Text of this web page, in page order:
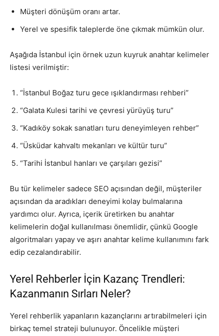
Müşteri dönüşüm oranı artar.
Yerel ve spesifik taleplerde öne çıkmak mümkün olur.
Aşağıda İstanbul için örnek uzun kuyruk anahtar kelimeler
listesi verilmiştir:
“İstanbul Boğaz turu gece ışıklandırması rehberi”
“Galata Kulesi tarihi ve çevresi yürüyüş turu”
“Kadıköy sokak sanatları turu deneyimleyen rehber”
“Üsküdar kahvaltı mekanları ve kültür turu”
“Tarihi İstanbul hanları ve çarşıları gezisi”
Bu tür kelimeler sadece SEO açısından değil, müşteriler
açısından da aradıkları deneyimi kolay bulmalarına
yardımcı olur. Ayrıca, içerik üretirken bu anahtar
kelimelerin doğal kullanılması önemlidir, çünkü Google
algoritmaları yapay ve aşırı anahtar kelime kullanımını fark
edip cezalandırabilir.
Yerel Rehberler İçin Kazanç Trendleri:
Kazanmanın Sırları Neler?
Yerel rehberlik yapanların kazançlarını artırabilmeleri için
birkaç temel strateji bulunuyor. Öncelikle müşteri